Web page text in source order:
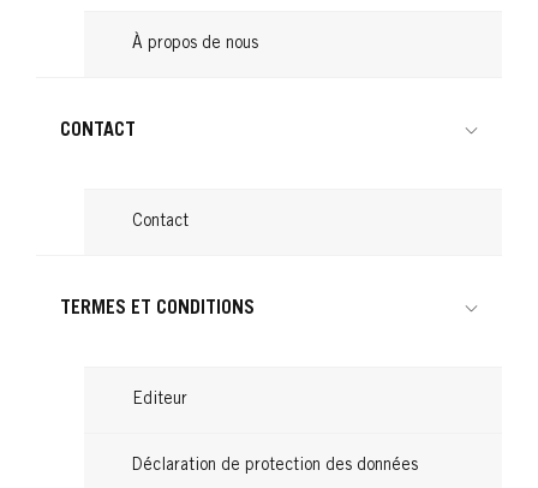
À propos de nous
CONTACT
Contact
TERMES ET CONDITIONS
Editeur
Déclaration de protection des données